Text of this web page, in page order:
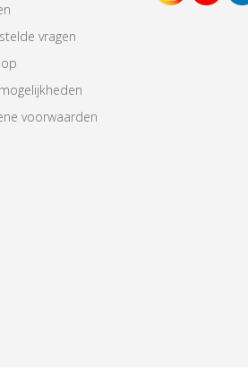
vragen
voorwaarden